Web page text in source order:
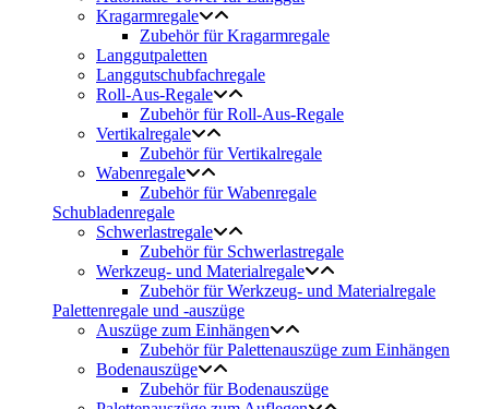
Kragarmregale
Zubehör für Kragarmregale
Langgutpaletten
Langgutschubfachregale
Roll-Aus-Regale
Zubehör für Roll-Aus-Regale
Vertikalregale
Zubehör für Vertikalregale
Wabenregale
Zubehör für Wabenregale
Schubladenregale
Schwerlastregale
Zubehör für Schwerlastregale
Werkzeug- und Materialregale
Zubehör für Werkzeug- und Materialregale
Palettenregale und -auszüge
Auszüge zum Einhängen
Zubehör für Palettenauszüge zum Einhängen
Bodenauszüge
Zubehör für Bodenauszüge